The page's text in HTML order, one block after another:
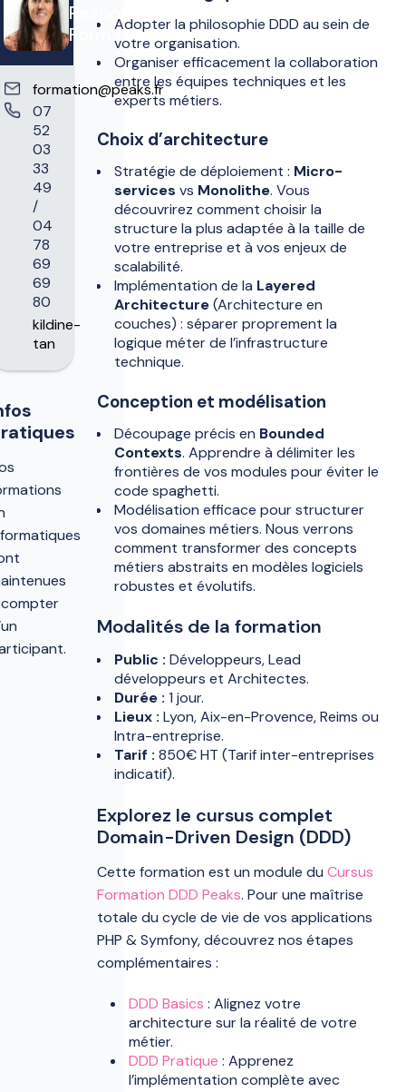
Adopter la philosophie DDD au sein de
votre organisation.
Organiser efficacement la collaboration
entre les équipes techniques et les
experts métiers.
Choix d’architecture
Stratégie de déploiement : Micro-
services vs Monolithe. Vous
découvrirez comment choisir la
structure la plus adaptée à la taille de
votre entreprise et à vos enjeux de
scalabilité.
Implémentation de la Layered
Architecture(Architecture en
couches) : séparer proprement la
logique méter de l’infrastructure
technique.
Conception et modélisation
Découpage précis en Bounded
Contexts. Apprendre à délimiter les
frontières de vos modules pour éviter le
code spaghetti.
Modélisation efficace pour structurer
vos domaines métiers. Nous verrons
comment transformer des concepts
métiers abstraits en modèles logiciels
robustes et évolutifs.
Modalités de la formation
Public : Développeurs, Lead
développeurs et Architectes.
Durée : 1 jour.
Lieux : Lyon, Aix-en-Provence, Reims ou
Intra-entreprise.
Tarif : 850€ HT (Tarif inter-entreprises
indicatif).
Explorez le cursus complet
Domain-Driven Design (DDD)
Cette formation est un module duCursus
Formation DDD Peaks. Pour une maîtrise
totale du cycle de vie de vos applications
PHP & Symfony, découvrez nos étapes
complémentaires :
DDD Basics : Alignez votre
architecture sur la réalité de votre
métier.
DDD Pratique : Apprenez
l’implémentation complète avec
Responsable
Formation
formation@peaks.fr
07
52
03
33
49
/
04
78
69
69
80
kildine-
tan